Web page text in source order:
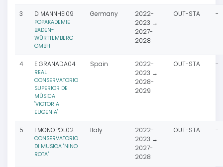
3 D MANNHEI09
POPAKADEMIE
BADEN-
WÜRTTEMBERG
GMBH
Germany
2022-
2023 →
2027-
2028
OUT-STA -
4 E GRANADA04
REAL
CONSERVATORIO
SUPERIOR DE
MÚSICA
"VICTORIA
EUGENIA"
Spain
2022-
2023 →
2028-
2029
OUT-STA -
5 I MONOPOL02
CONSERVATORIO
DI MUSICA "NINO
ROTA"
Italy
2022-
2023 →
2027-
2028
OUT-STA -